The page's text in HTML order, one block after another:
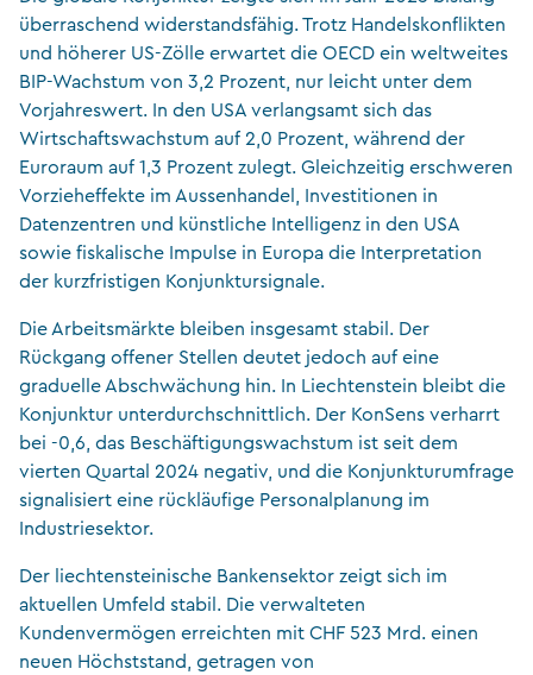
überraschend widerstandsfähig. Trotz Handelskonflikten
und höherer US-Zölle erwartet die OECD ein weltweites
BIP-Wachstum von 3,2 Prozent, nur leicht unter dem
Vorjahreswert. In den USA verlangsamt sich das
Wirtschaftswachstum auf 2,0 Prozent, während der
Euroraum auf 1,3 Prozent zulegt. Gleichzeitig erschweren
Vorzieheffekte im Aussenhandel, Investitionen in
Datenzentren und künstliche Intelligenz in den USA
sowie fiskalische Impulse in Europa die Interpretation
der kurzfristigen Konjunktursignale.
Die Arbeitsmärkte bleiben insgesamt stabil. Der
Rückgang offener Stellen deutet jedoch auf eine
graduelle Abschwächung hin. In Liechtenstein bleibt die
Konjunktur unterdurchschnittlich. Der KonSens verharrt
bei -0,6, das Beschäftigungswachstum ist seit dem
vierten Quartal 2024 negativ, und die Konjunkturumfrage
signalisiert eine rückläufige Personalplanung im
Industriesektor.
Der liechtensteinische Bankensektor zeigt sich im
aktuellen Umfeld stabil. Die verwalteten
Kundenvermögen erreichten mit CHF 523 Mrd. einen
neuen Höchststand, getragen von